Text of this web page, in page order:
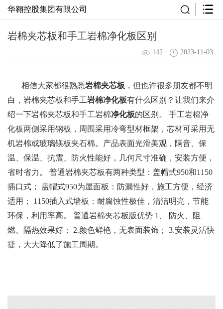
华翱控股集团有限公司
岩棉夹芯板和手工岩棉净化板区别
142 2023-11-03
相信大家都很熟悉岩棉夹芯板 ，但也许很多朋友都不明
白，岩棉夹芯板和手工岩棉净化板有什么区别？让我们来介
绍一下岩棉夹芯板和手工岩棉净化板的区别。 手工岩棉净
化板两侧采用钢板，周围采用冷弯型材框架，芯材可采用无
机岩棉或玻璃镁板夹石棉。产品表面光滑美观，隔音、保
温、保温、抗震、防火性能好，几何尺寸准确，安装方便，
省时省力。 普通岩棉夹芯板有两种类型：盖帽式950和1150
插口式； 盖帽式950为屋面板：防漏性好，施工方便，经济
适用； 1150插入式墙板：耐腐蚀性极佳，清洁明亮，节能
环保，利用率高。 普通岩棉夹芯板版优势 1、 防火、阻
燃、隔热效果好； 2.颜色鲜艳，无表面装饰； 3.安装灵活快
捷，大大降低了施工周期。